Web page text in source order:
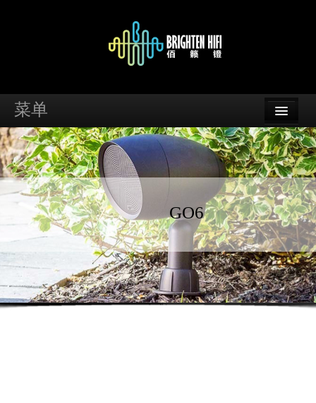
菜单
首页
品牌
资讯
案例
经销商查询
GO6